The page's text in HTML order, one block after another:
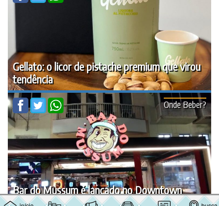
Gellato: o licor de pistache premium que virou
tendência
Bar do Mussum é lançado no Downtown
Onde Beber?